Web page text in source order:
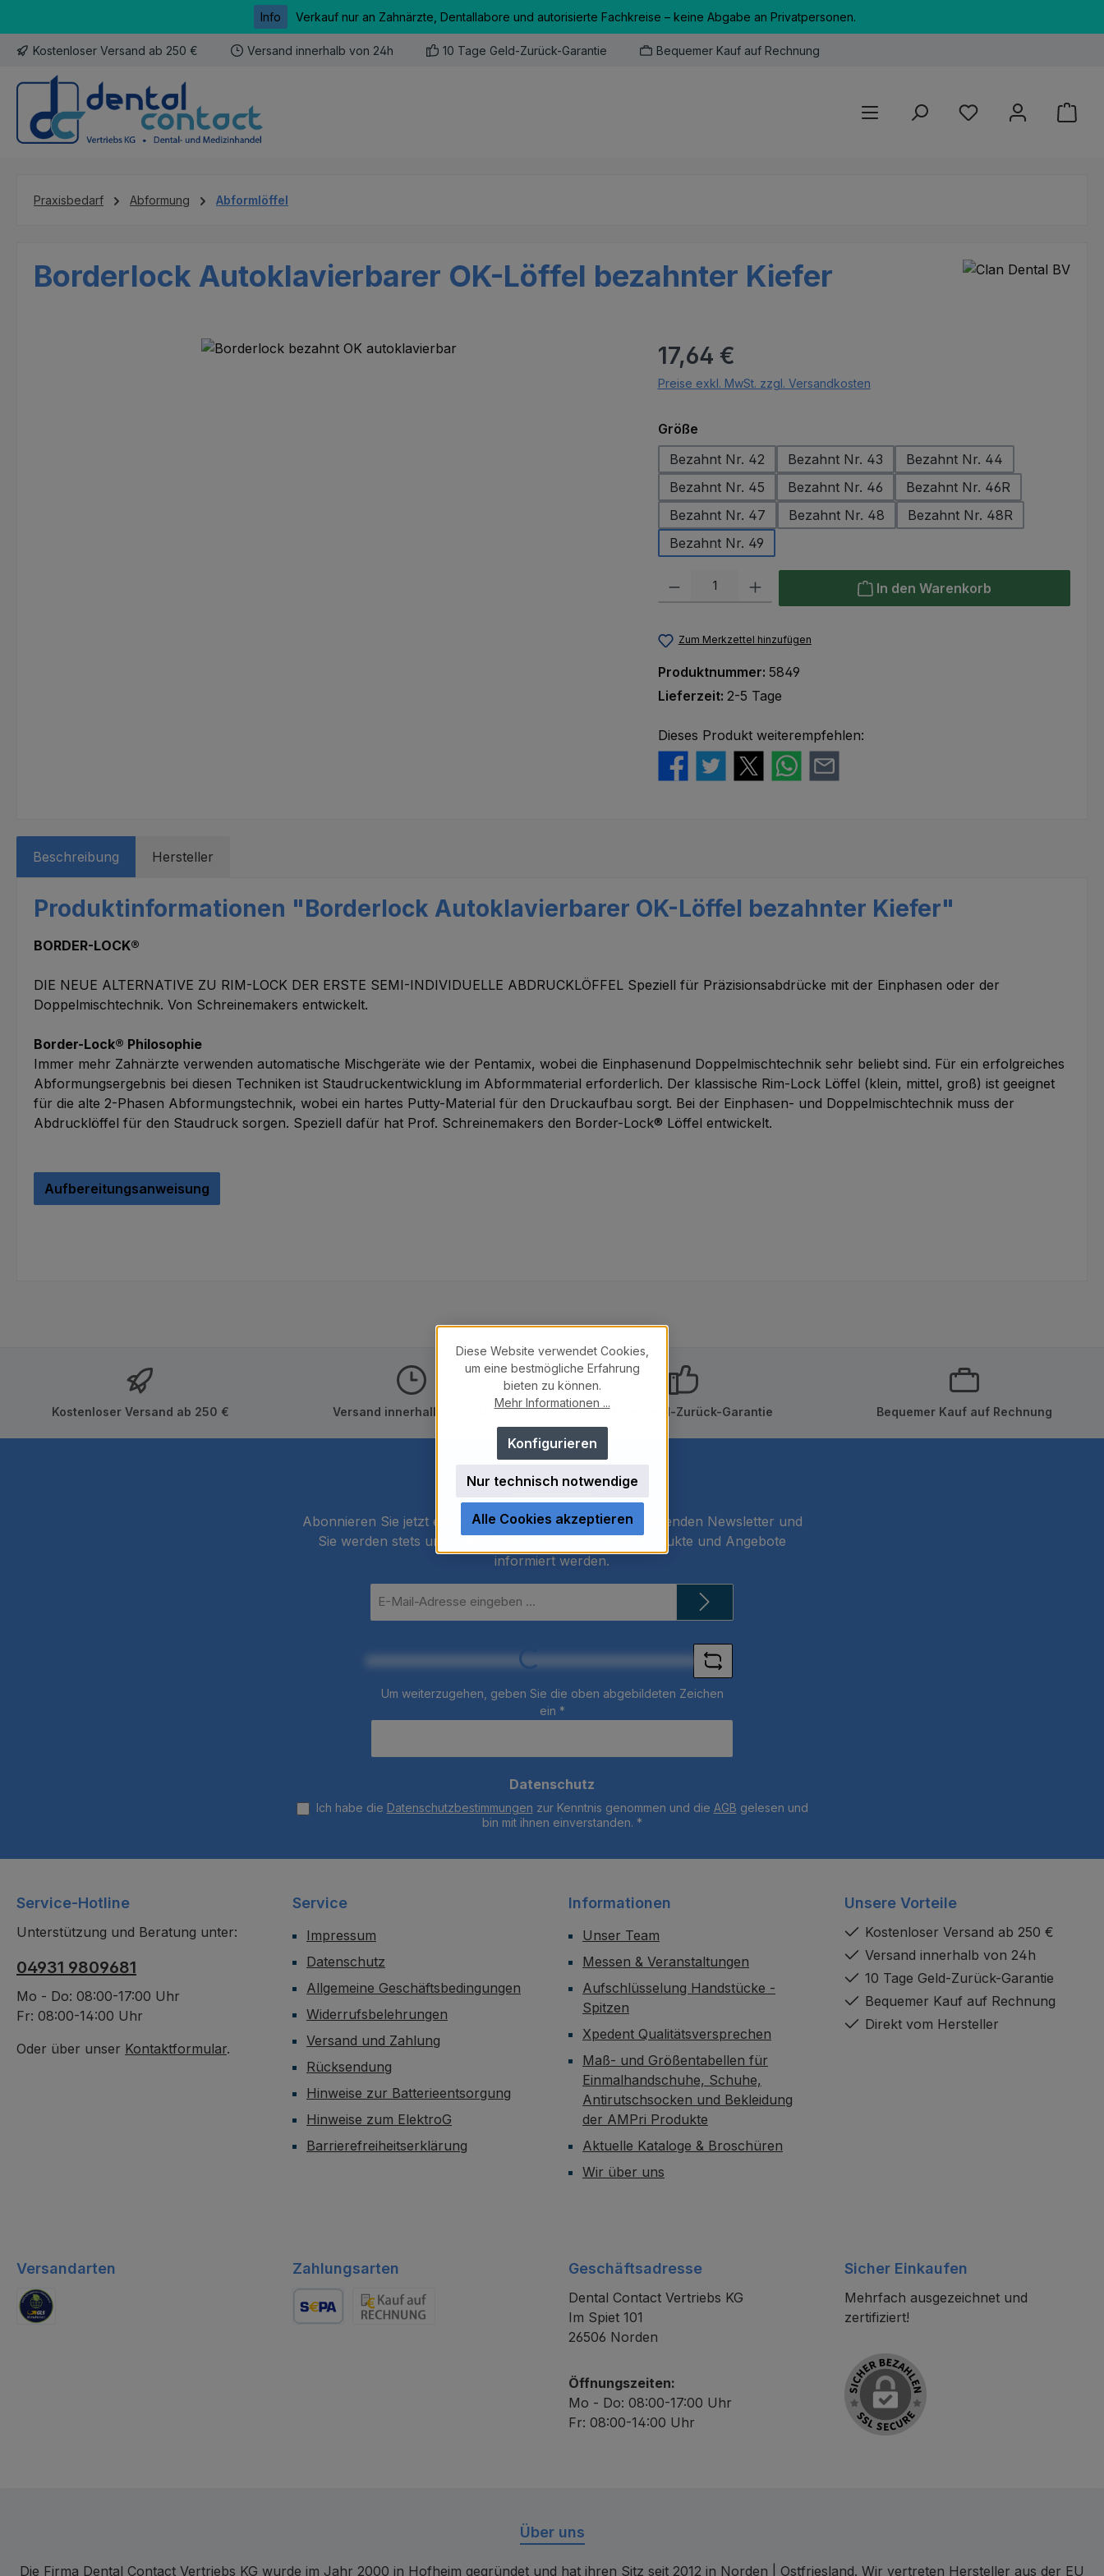
Info Verkauf nur an Zahnärzte, Dentallabore und autorisierte Fachkreise – keine Abgabe an Privatpersonen.
Kostenloser Versand ab 250 € Versand innerhalb von 24h 10 Tage Geld-Zurück-Garantie Bequemer Kauf auf Rechnung
Du hast 0 Produkte
Praxisbedarf Abformung Abformlöffel
Borderlock Autoklavierbarer OK-Löffel bezahnter Kiefer
Regulärer Preis:
17,64 €
Preise exkl. MwSt. zzgl. Versandkosten
Größeauswählen
Bezahnt Nr. 42
Bezahnt Nr. 43
Bezahnt Nr. 44
Bezahnt Nr. 45
Bezahnt Nr. 46
Bezahnt Nr. 46R
Bezahnt Nr. 47
Bezahnt Nr. 48
Bezahnt Nr. 48R
Bezahnt Nr. 49
Produkt Anzahl: Gib den gewünschten Wert ein oder benutze die Schaltflächen
In den Warenkorb
Zum Merkzettel hinzufügen
Produktnummer: 5849
Lieferzeit: 2-5 Tage
Dieses Produkt weiterempfehlen:
Beschreibung Hersteller
Produktinformationen "Borderlock Autoklavierbarer OK-Löffel bezahnter Kiefer"
BORDER-LOCK®
DIE NEUE ALTERNATIVE ZU RIM-LOCK DER ERSTE SEMI-INDIVIDUELLE ABDRUCKLÖFFEL Speziell für Präzisionsabdrücke mit der Einphasen oder der
Doppelmischtechnik. Von Schreinemakers entwickelt.
Border-Lock® Philosophie
Immer mehr Zahnärzte verwenden automatische Mischgeräte wie der Pentamix, wobei die Einphasenund Doppelmischtechnik sehr beliebt sind. Für ein erfolgreiches
Abformungsergebnis bei diesen Techniken ist Staudruckentwicklung im Abformmaterial erforderlich. Der klassische Rim-Lock Löffel (klein, mittel, groß) ist geeignet
für die alte 2-Phasen Abformungstechnik, wobei ein hartes Putty-Material für den Druckaufbau sorgt. Bei der Einphasen- und Doppelmischtechnik muss der
Abdrucklöffel für den Staudruck sorgen. Speziell dafür hat Prof. Schreinemakers den Border-Lock® Löffel entwickelt.
Aufbereitungsanweisung
Kostenloser Versand ab 250 € Versand innerhalb von 24h 10 Tage Geld-Zurück-Garantie Bequemer Kauf auf Rechnung
Newsletter
Abonnieren Sie jetzt einfach unseren regelmäßig erscheinenden Newsletter und
Sie werden stets unter den Ersten sein, über neue Produkte und Angebote
informiert werden.
Mail-
Loading...
Um weiterzugehen, geben Sie die oben abgebildeten Zeichen
ein *
Datenschutz
Ich habe die Datenschutzbestimmungen zur Kenntnis genommen und die AGB gelesen und
bin mit ihnen einverstanden. *
Service-Hotline
Unterstützung und Beratung unter:
04931 9809681
Mo - Do: 08:00-17:00 Uhr
Fr: 08:00-14:00 Uhr
Oder über unser Kontaktformular.
Service
Impressum
Datenschutz
Allgemeine Geschäftsbedingungen
Widerrufsbelehrungen
Versand und Zahlung
Rücksendung
Hinweise zur Batterieentsorgung
Hinweise zum ElektroG
Barrierefreiheitserklärung
Informationen
Unser Team
Messen & Veranstaltungen
Aufschlüsselung Handstücke -
Spitzen
Xpedent Qualitätsversprechen
Maß- und Größentabellen für
Einmalhandschuhe, Schuhe,
Antirutschsocken und Bekleidung
der AMPri Produkte
Aktuelle Kataloge & Broschüren
Wir über uns
Unsere Vorteile
Kostenloser Versand ab 250 €
Versand innerhalb von 24h
10 Tage Geld-Zurück-Garantie
Bequemer Kauf auf Rechnung
Direkt vom Hersteller
Versandarten Zahlungsarten Geschäftsadresse
Dental Contact Vertriebs KG
Im Spiet 101
26506 Norden
Öffnungszeiten:
Mo - Do: 08:00-17:00 Uhr
Fr: 08:00-14:00 Uhr
Sicher Einkaufen
Mehrfach ausgezeichnet und
zertifiziert!
Über uns
Die Firma Dental Contact Vertriebs KG wurde im Jahr 2000 in Hofheim gegründet und hat ihren Sitz seit 2012 in Norden | Ostfriesland. Wir vertreten Hersteller aus der EU
Diese Website verwendet Cookies,
um eine bestmögliche Erfahrung
bieten zu können.
Mehr Informationen ...
Nur technisch notwendige
Konfigurieren
Alle Cookies akzeptieren